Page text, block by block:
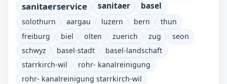
sanitaerservice sanitaer basel
solothurn aargau luzern bern
thun
freiburg
biel olten zuerich zug
seon
schwyz
basel-stadt
basel-landschaft
starrkirch-wil
rohr- kanalreinigung
rohr- kanalreinigung starrkirch-wil